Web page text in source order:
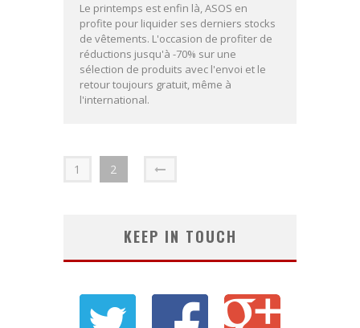
Le printemps est enfin là, ASOS en
profite pour liquider ses derniers stocks
de vêtements. L'occasion de profiter de
réductions jusqu'à -70% sur une
sélection de produits avec l'envoi et le
retour toujours gratuit, même à
l'international.
1 2
KEEP IN TOUCH